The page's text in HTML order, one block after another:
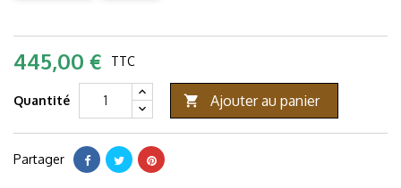
445,00 € TTC
Quantité  Ajouter au panier
Partager